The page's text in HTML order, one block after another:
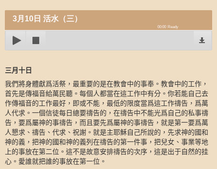
3月10日 活水（三）
00:00 Ready
三月十日
我們將身體獻爲活祭，最重要的是在教會中的事奉。教會中的工作，
首先是傳福音給萬民聽。每個人都當在這工作中有分。你若能自己去
作傳福音的工作最好，即或不能，最低的限度當爲這工作禱告，爲萬
人代求。一個信徒每日總要禱告的，在禱告中不能光爲自己的私事禱
告，要爲屬神的事禱告，而且要先爲屬神的事禱告，就是第一要爲萬
人懇求、禱告、代求、祝謝。就是主耶穌自己所說的，先求神的國和
神的義，把神的國和神的義列在禱告的第一件事，把兒女、事業等地
上的事放在第二位。這不是故意安排禱告的次序，這是出于自然的挂
心。愛誰就把誰的事放在第一位。